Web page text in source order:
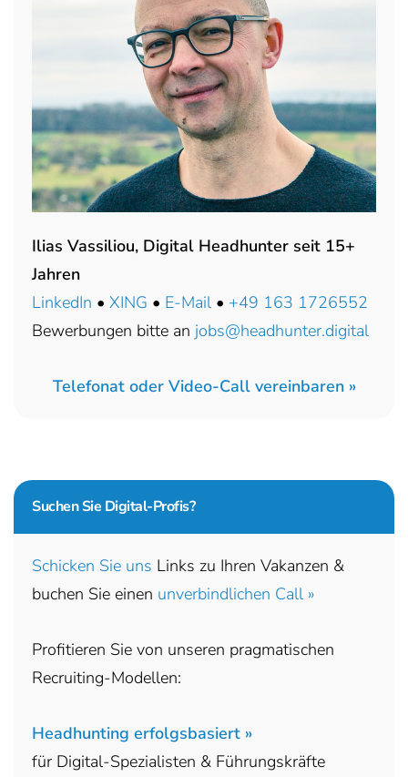
Ilias Vassiliou, Digital Headhunter seit 15+
Jahren
LinkedIn • XING • E-Mail • +49 163 1726552
Bewerbungen bitte an jobs@headhunter.digital
Telefonat oder Video-Call vereinbaren »
Suchen Sie Digital-Profis?
Schicken Sie uns Links zu Ihren Vakanzen &
buchen Sie einen unverbindlichen Call »
Profitieren Sie von unseren pragmatischen
Recruiting-Modellen:
Headhunting erfolgsbasiert »
für Digital-Spezialisten & Führungskräfte